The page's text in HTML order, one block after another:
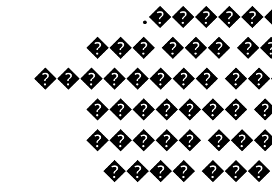
�����ϡ
������ ���
�������
���
���